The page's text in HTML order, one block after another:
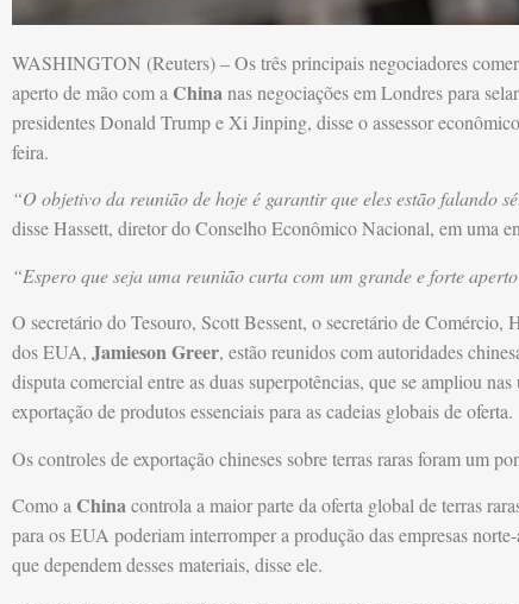
WASHINGTON (Reuters) – Os três principais negociadores
aperto de mão com a Chinanas negociações em Londres para
presidentes Donald Trump e Xi Jinping, disse o assessor
feira.
“O objetivo da reunião de hoje é garantir que eles estão falando
disse Hassett, diretor do Conselho Econômico Nacional, em uma
“Espero que seja uma reunião curta com um grande e forte
O secretário do Tesouro, Scott Bessent, o secretário de
dos EUA, Jamieson Greer, estão reunidos com autoridades
disputa comercial entre as duas superpotências, que se ampliou
exportação de produtos essenciais para as cadeias globais de oferta.
Os controles de exportação chineses sobre terras raras foram um
Como a Chinacontrola a maior parte da oferta global de terras
para os EUA poderiam interromper a produção das empresas
que dependem desses materiais, disse ele.